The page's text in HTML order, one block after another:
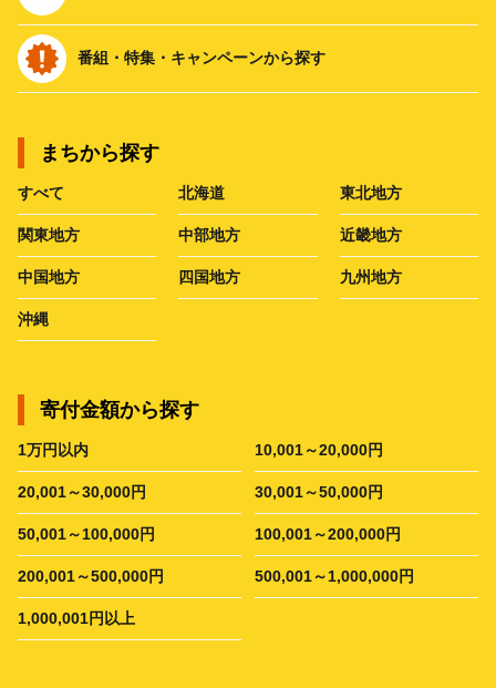
番組・特集・キャンペーンから探す
まちから探す
すべて 北海道 東北地方
関東地方 中部地方 近畿地方
中国地方 四国地方 九州地方
沖縄
寄付金額から探す
1万円以内 10,001～20,000円
20,001～30,000円 30,001～50,000円
50,001～100,000円 100,001～200,000円
200,001～500,000円 500,001～1,000,000円
1,000,001円以上